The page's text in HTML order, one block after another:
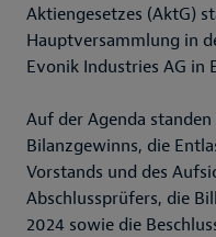
Aktiengesetzes (AktG)
Hauptversammlung in
Evonik Industries AG in
Auf der Agenda
Bilanzgewinns, die
Vorstands und des
Abschlussprüfers, die
2024 sowie die